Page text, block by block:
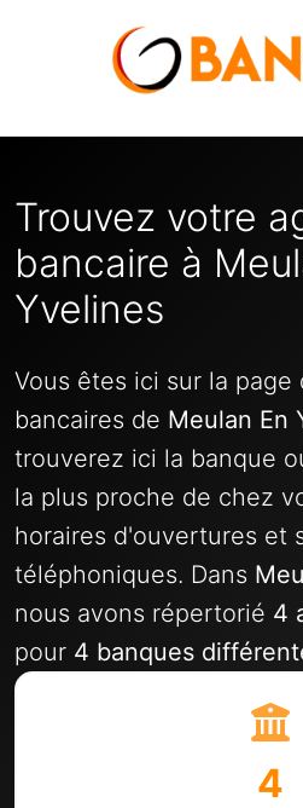
Trouvez votre
bancaire à
Yvelines
Vous êtes ici sur la page
bancaires de Meulan En
trouverez ici la banque
la plus proche de chez
horaires d'ouvertures et
téléphoniques. Dans
nous avons répertorié 4
pour 4 banques
4